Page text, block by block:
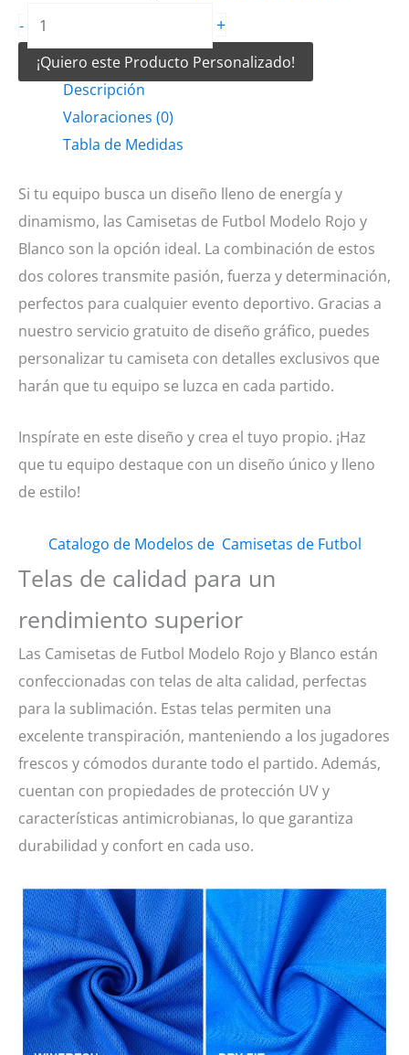
-
Camisetas
de
Futbol
Modelo
cantidad
+
¡Quiero este Producto Personalizado!
Descripción
Valoraciones (0)
Tabla de Medidas
Si tu equipo busca un diseño lleno de energía y
dinamismo, las Camisetas de Futbol Modelo Rojo y
Blanco son la opción ideal. La combinación de estos
dos colores transmite pasión, fuerza y determinación,
perfectos para cualquier evento deportivo. Gracias a
nuestro servicio gratuito de diseño gráfico, puedes
personalizar tu camiseta con detalles exclusivos que
harán que tu equipo se luzca en cada partido.
Inspírate en este diseño y crea el tuyo propio. ¡Haz
que tu equipo destaque con un diseño único y lleno
de estilo!
Catalogo de Modelos de Camisetas de Futbol
Telas de calidad para un
rendimiento superior
Las Camisetas de Futbol Modelo Rojo y Blanco están
confeccionadas con telas de alta calidad, perfectas
para la sublimación. Estas telas permiten una
excelente transpiración, manteniendo a los jugadores
frescos y cómodos durante todo el partido. Además,
cuentan con propiedades de protección UV y
características antimicrobianas, lo que garantiza
durabilidad y confort en cada uso.